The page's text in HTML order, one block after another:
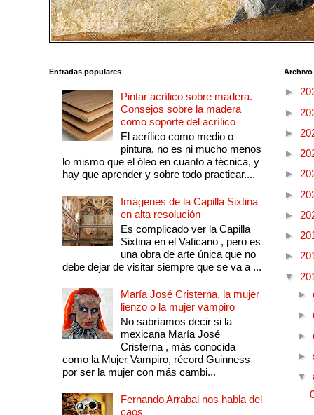
Entradas populares
Pintar acrílico sobre madera.
Consejos sobre la madera
como soporte del acrílico
El acrílico como medio o
pintura, no es ni mucho menos
lo mismo que el óleo en cuanto a técnica, y
hay que aprender y sobre todo practicar....
Imágenes de la Capilla Sixtina
en alta resolución
Es complicado ver la Capilla
Sixtina en el Vaticano , pero es
una obra de arte única que no
debe dejar de visitar siempre que se va a ...
María José Cristerna, la mujer
lienzo o la mujer vampiro
No sabríamos decir si la
mexicana María José
Cristerna , más conocida
como la Mujer Vampiro, récord Guinness
por ser la mujer con más cambi...
Fernando Arrabal nos habla del
caos
►
►
►
►
►
►
►
►
►
▼
►
►
►
►
▼